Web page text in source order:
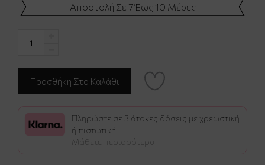
Αποστολή Σε 7 Έως 10 Μέρες
Πληρώστε σε 3 άτοκες δόσεις με χρεωστική
ή πιστωτική.
Μάθετε περισσότερα